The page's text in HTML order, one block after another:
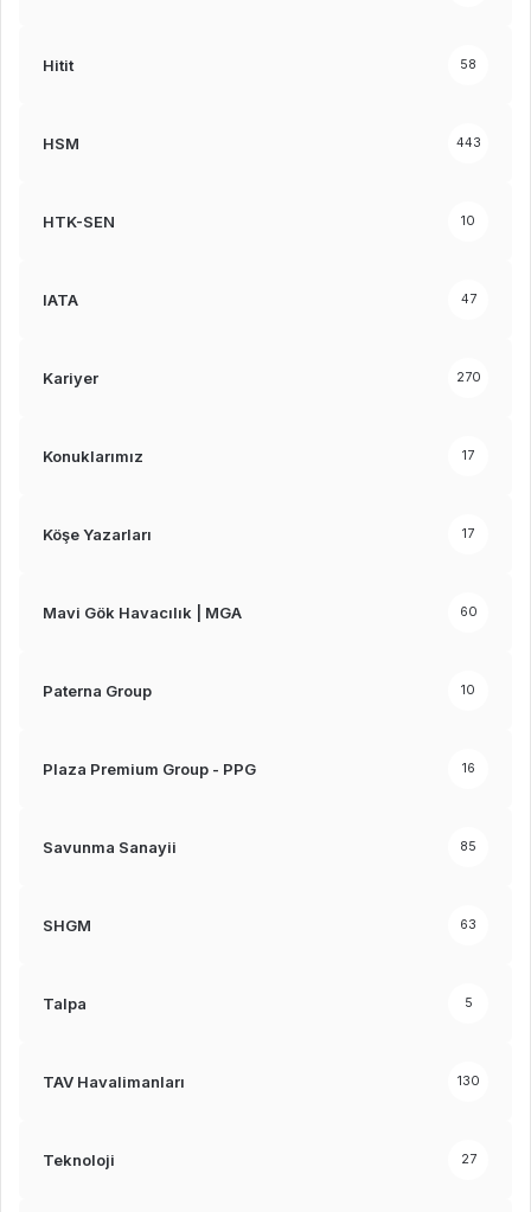
Hitit 58
HSM 443
HTK-SEN 10
IATA 47
Kariyer 270
Konuklarımız 17
Köşe Yazarları 17
Mavi Gök Havacılık | MGA 60
Paterna Group 10
Plaza Premium Group - PPG 16
Savunma Sanayii 85
SHGM 63
Talpa 5
TAV Havalimanları 130
Teknoloji 27